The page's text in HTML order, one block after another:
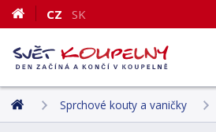
CZ SK
Sprchové kouty a vaničky